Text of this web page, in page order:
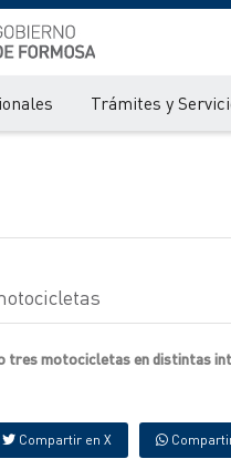
Trámites y
tres motocicletas en distintas
Compartir en X